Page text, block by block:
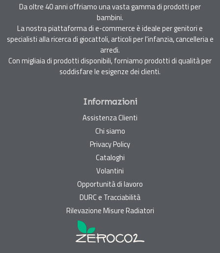
Da oltre 40 anni offriamo una vasta gamma di prodotti per
bambini.
La nostra piattaforma di e-commerce è ideale per genitori e
specialisti alla ricerca di giocattoli, articoli per l'infanzia, cancelleria e
arredi.
Con migliaia di prodotti disponibili, forniamo prodotti di qualità per
soddisfare le esigenze dei clienti.
Informazioni
Assistenza Clienti
Chi siamo
Privacy Policy
Cataloghi
Volantini
Opportunità di lavoro
DURC e Tracciabilità
Rilevazione Misure Radiatori